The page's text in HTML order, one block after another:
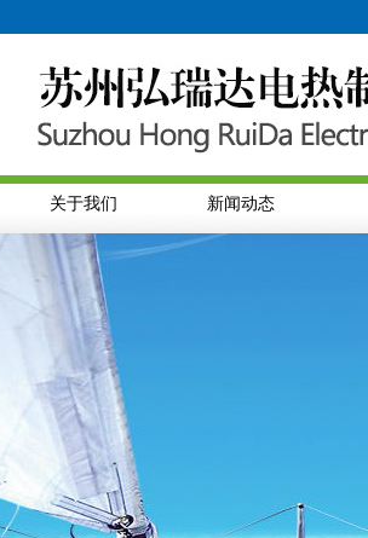
关于我们 新闻动态